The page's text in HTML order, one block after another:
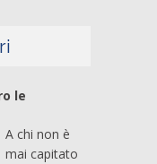
le
A chi non è
mai capitato